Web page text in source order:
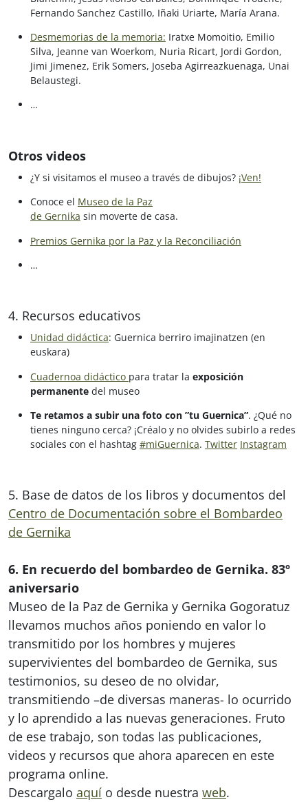
Fernando Sanchez Castillo, Iñaki Uriarte, María Arana.
Desmemorias de la memoria: Iratxe Momoitio, Emilio
Silva, Jeanne van Woerkom, Nuria Ricart, Jordi Gordon,
Jimi Jimenez, Erik Somers, Joseba Agirreazkuenaga, Unai
Belaustegi.
…
Otros videos
¿Y si visitamos el museo a través de dibujos? ¡Ven!
Conoce el Museo de la Paz
de Gernika sin moverte de casa.
Premios Gernika por la Paz y la Reconciliación
…
4. Recursos educativos
Unidad didáctica: Guernica berriro imajinatzen (en
euskara)
Cuadernoa didáctico para tratar la exposición
permanente del museo
Te retamos a subir una foto con ”tu Guernica”. ¿Qué no
tienes ninguno cerca? ¡Créalo y no olvides subirlo a redes
sociales con el hashtag #miGuernica. Twitter Instagram
5. Base de datos de los libros y documentos del
Centro de Documentación sobre el Bombardeo
de Gernika
6. En recuerdo del bombardeo de Gernika. 83º
aniversario
Museo de la Paz de Gernika y Gernika Gogoratuz
llevamos muchos años poniendo en valor lo
transmitido por los hombres y mujeres
supervivientes del bombardeo de Gernika, sus
testimonios, su deseo de no olvidar,
transmitiendo –de diversas maneras- lo ocurrido
y lo aprendido a las nuevas generaciones. Fruto
de ese trabajo, son todas las publicaciones,
videos y recursos que ahora aparecen en este
programa online.
Descargalo aquí o desde nuestra web.